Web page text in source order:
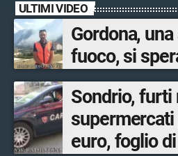
ULTIMI VIDEO
Gordona,
fuoco, si
Sondrio, furti
euro, foglio